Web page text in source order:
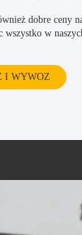
dobre ceny
wszystko w
I WYWOZ